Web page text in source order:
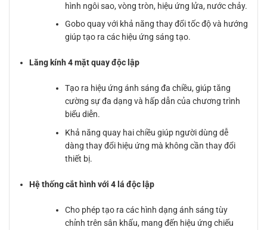
hình ngôi sao, vòng tròn, hiệu ứng lửa, nước chảy.
Gobo quay với khả năng thay đổi tốc độ và hướng
giúp tạo ra các hiệu ứng sáng tạo.
Lăng kính 4 mặt quay độc lập
Tạo ra hiệu ứng ánh sáng đa chiều, giúp tăng
cường sự đa dạng và hấp dẫn của chương trình
biểu diễn.
Khả năng quay hai chiều giúp người dùng dễ
dàng thay đổi hiệu ứng mà không cần thay đổi
thiết bị.
Hệ thống cắt hình với 4 lá độc lập
Cho phép tạo ra các hình dạng ánh sáng tùy
chỉnh trên sân khấu, mang đến hiệu ứng chiếu